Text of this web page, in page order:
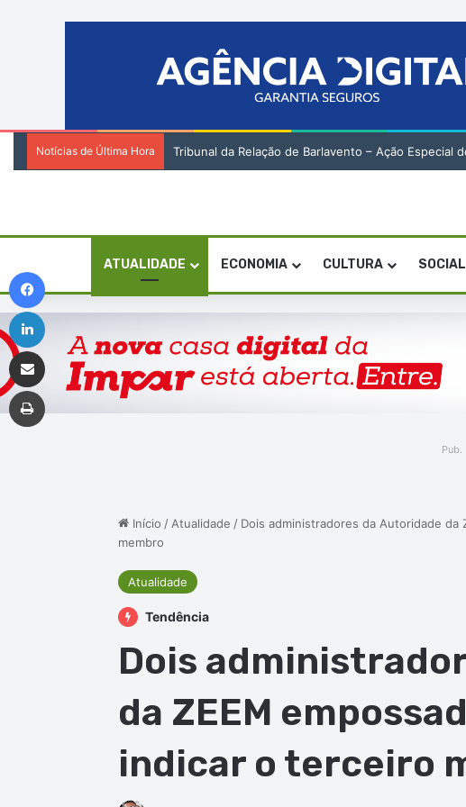
Notícias de Última Hora Tribunal da Relação de Barlavento – Ação Especial
ATUALIDADE ECONOMIA CULTURA SOCIAL
Pub.
Início / Atualidade / Dois administradores da Autoridade da
membro
Atualidade
Tendência
Dois
da ZEEM
indicar o terceiro
Linkedin
Imprimir